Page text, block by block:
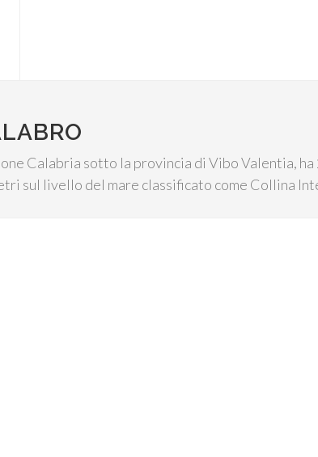
Calabria sotto la provincia di Vibo Valentia,
sul livello del mare classificato come Collina